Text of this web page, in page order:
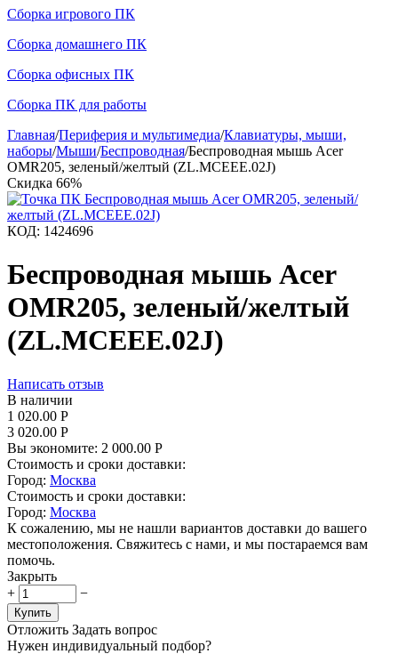
Сборка игрового ПК
Сборка домашнего ПК
Сборка офисных ПК
Сборка ПК для работы
Главная/Периферия и мультимедиа/Клавиатуры, мыши,
наборы/Мыши/Беспроводная/Беспроводная мышь Acer
OMR205, зеленый/желтый (ZL.MCEEE.02J)
Скидка 66%
КОД: 1424696
Беспроводная мышь Acer
OMR205, зеленый/желтый
(ZL.MCEEE.02J)
Написать отзыв
В наличии
1 020.00 Р
3 020.00 Р
Вы экономите: 2 000.00 Р
Стоимость и сроки доставки:
Город: Москва
Стоимость и сроки доставки:
Город: Москва
К сожалению, мы не нашли вариантов доставки до вашего
местоположения. Свяжитесь с нами, и мы постараемся вам
помочь.
Закрыть
+
−
Купить
Отложить Задать вопрос
Нужен индивидуальный подбор?